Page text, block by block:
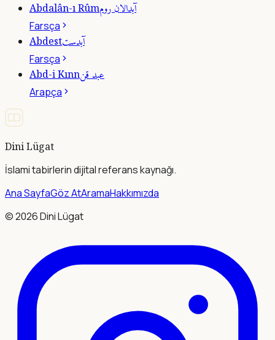
Abdalân-ı Rûmآبدالان روم
Farsça
Abdestآبدست
Farsça
Abd-i Kınnعبد قن
Arapça
Dini Lügat
İslami tabirlerin dijital referans kaynağı.
Ana SayfaGöz AtAramaHakkımızda
©2026Dini Lügat